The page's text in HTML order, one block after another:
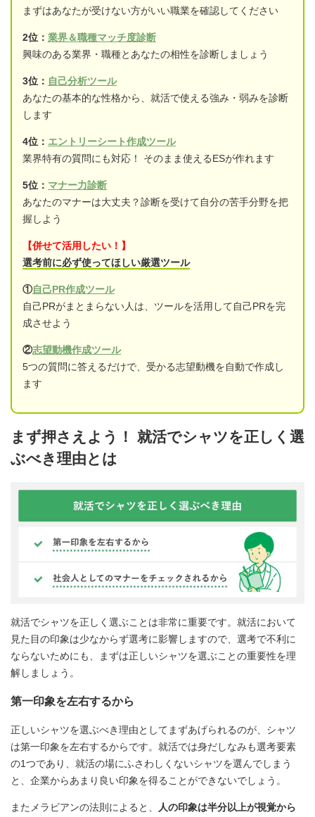
まずはあなたが受けない方がいい職業を確認してください
2位： 業界＆職種マッチ度診断
興味のある業界・職種とあなたの相性を診断しましょう
3位： 自己分析ツール
あなたの基本的な性格から、就活で使える強み・弱みを診断
します
4位： エントリーシート作成ツール
業界特有の質問にも対応！ そのまま使えるESが作れます
5位： マナー力診断
あなたのマナーは大丈夫？診断を受けて自分の苦手分野を把
握しよう
【併せて活用したい！】
選考前に必ず使ってほしい厳選ツール
①自己PR作成ツール
自己PRがまとまらない人は、ツールを活用して自己PRを完
成させよう
②志望動機作成ツール
5つの質問に答えるだけで、受かる志望動機を自動で作成し
ます
まず押さえよう！ 就活でシャツを正しく選
ぶべき理由とは
就活でシャツを正しく選ぶことは非常に重要です。就活において
見た目の印象は少なからず選考に影響しますので、選考で不利に
ならないためにも、まずは正しいシャツを選ぶことの重要性を理
解しましょう。
第一印象を左右するから
正しいシャツを選ぶべき理由としてまずあげられるのが、シャツ
は第一印象を左右するからです。就活では身だしなみも選考要素
の1つであり、就活の場にふさわしくないシャツを選んでしまう
と、企業からあまり良い印象を得ることができないでしょう。
またメラビアンの法則によると、
人の印象は半分以上が視覚から